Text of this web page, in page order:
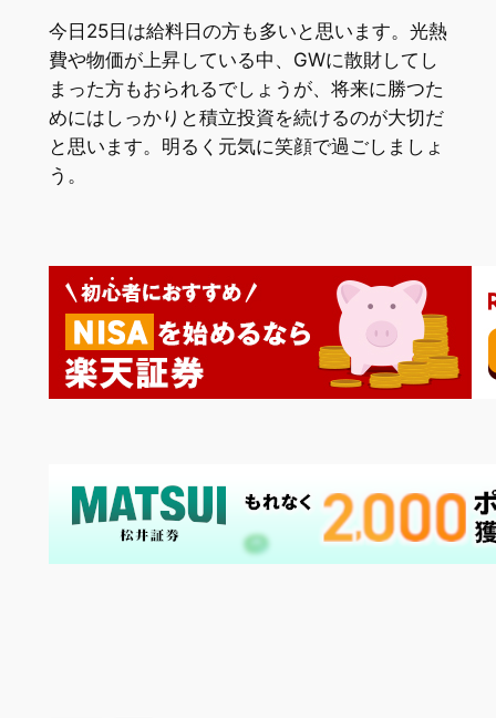
今日25日は給料日の方も多いと思います。光熱
費や物価が上昇している中、GWに散財してし
まった方もおられるでしょうが、将来に勝つた
めにはしっかりと積立投資を続けるのが大切だ
と思います。明るく元気に笑顔で過ごしましょ
う。